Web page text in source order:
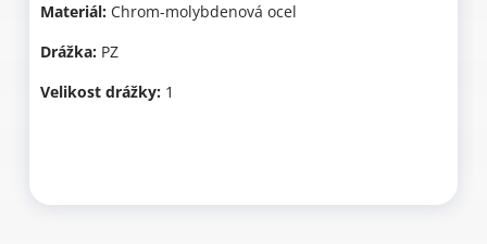
Materiál: Chrom-molybdenová ocel
Drážka: PZ
Velikost drážky: 1